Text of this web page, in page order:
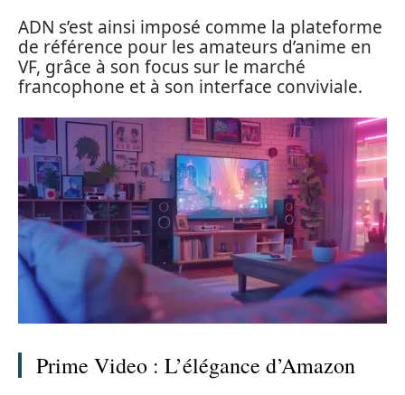
ADN s’est ainsi imposé comme la plateforme
de référence pour les amateurs d’anime en
VF, grâce à son focus sur le marché
francophone et à son interface conviviale.
Prime Video : L’élégance d’Amazon